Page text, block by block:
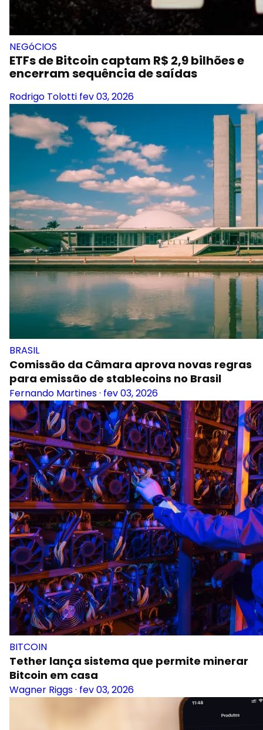
NEGóCIOS
ETFs de Bitcoin captam R$ 2,9 bilhões e
encerram sequência de saídas
Rodrigo Tolotti fev 03, 2026
BRASIL
Comissão da Câmara aprova novas regras
para emissão de stablecoins no Brasil
Fernando Martines· fev 03, 2026
BITCOIN
Tether lança sistema que permite minerar
Bitcoin em casa
Wagner Riggs· fev 03, 2026